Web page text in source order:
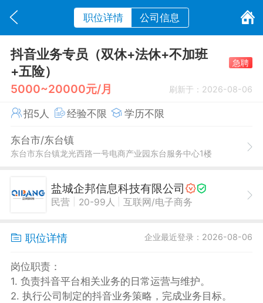
职位详情 公司信息
抖音业务专员（双休+法休+不加班
+五险）
急聘
5000~20000元/月 刷新于：2026-08-06
招5人 经验不限 学历不限
东台市/东台镇
东台市东台镇龙光西路一号电商产业园东台服务中心1楼
盐城企邦信息科技有限公司
民营 20-99人 互联网/电子商务
职位详情 企业最近登录：2026-08-06
岗位职责：
1. 负责抖音平台相关业务的日常运营与维护。
2. 执行公司制定的抖音业务策略，完成业务目标。